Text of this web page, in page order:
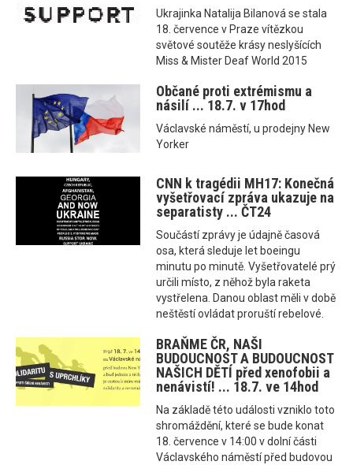
Ukrajinka Natalija Bilanová se stala
18. července v Praze vítězkou
světové soutěže krásy neslyšících
Miss & Mister Deaf World 2015
Občané proti extrémismu a
násilí ... 18.7. v 17hod
Václavské náměstí, u prodejny New
Yorker
CNN k tragédii MH17: Konečná
vyšetřovací zpráva ukazuje na
separatisty ... ČT24
Součástí zprávy je údajně časová
osa, která sleduje let boeingu
minutu po minutě. Vyšetřovatelé prý
určili místo, z něhož byla raketa
vystřelena. Danou oblast měli v době
neštěstí ovládat proruští rebelové.
BRAŇME ČR, NAŠI
BUDOUCNOST A BUDOUCNOST
NAŠICH DĚTÍ před xenofobii a
nenávistí! ... 18.7. ve 14hod
Na základě této události vzniklo toto
shromáždění, které se bude konat
18. července v 14:00 v dolní části
Václavského náměstí před budovou